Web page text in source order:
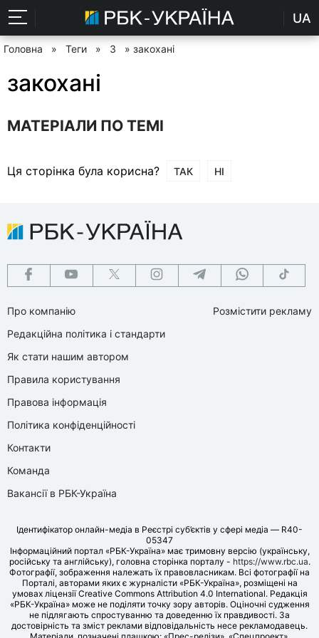
UA
Головна » Теги » З » закохані
закохані
МАТЕРІАЛИ ПО ТЕМІ
Ця сторінка була корисна? ТАК НІ
Про компанію
Редакційна політика і стандарти
Як стати нашим автором
Правила користування
Правова інформація
Політика конфіденційності
Контакти
Команда
Вакансії в РБК-Україна
Розмістити рекламу
Ідентифікатор онлайн-медіа в Реєстрі суб’єктів у сфері медіа — R40-
05347
Інформаційний портал «РБК-Україна» має тримовну версію (українську,
російську та англійську), головна сторінка порталу - https://www.rbc.ua.
Фотографії, зображення належать їх правовласникам. Всі фотографії на
Порталі, авторами яких є журналісти «РБК-Україна», розміщені на
умовах ліцензії Creative Commons Attribution 4.0 International. Редакція
«РБК-Україна» може не поділяти точку зору авторів. Оціночні судження
не підлягають спростуванню та доведенню їх правдивості. За
достовірність та зміст реклами відповідальність несе рекламодавець.